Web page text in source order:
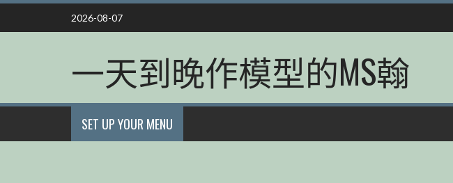
Skip
content
2026-08-07
一天到晚作模型的MS翰
SET UP YOUR MENU